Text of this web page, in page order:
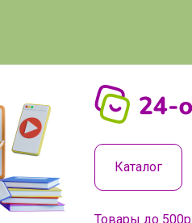
Каталог
Товары до 500р